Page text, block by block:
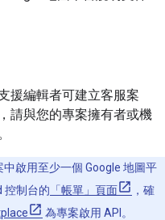
援編輯者可建立客服案
請與您的專案擁有者或機
。
啟用至少一個 Google 地圖平
控制台的 「帳單」頁面
，確
為專案啟用 API。